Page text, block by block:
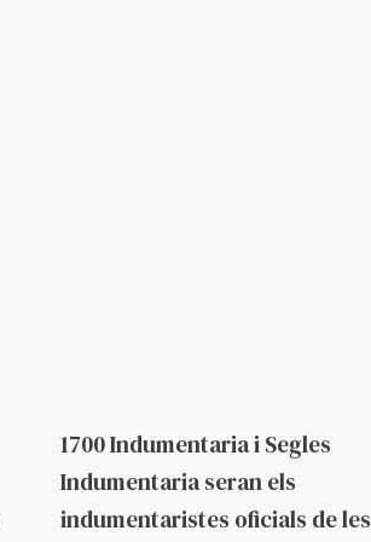
1700 Indumentaria i Segles
Indumentaria seran els
indumentaristes oficials de les